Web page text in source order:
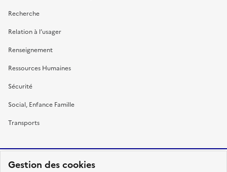
Gestion des cookies
Recherche
Relation à l’usager
Renseignement
Ressources Humaines
Sécurité
Social, Enfance Famille
Transports